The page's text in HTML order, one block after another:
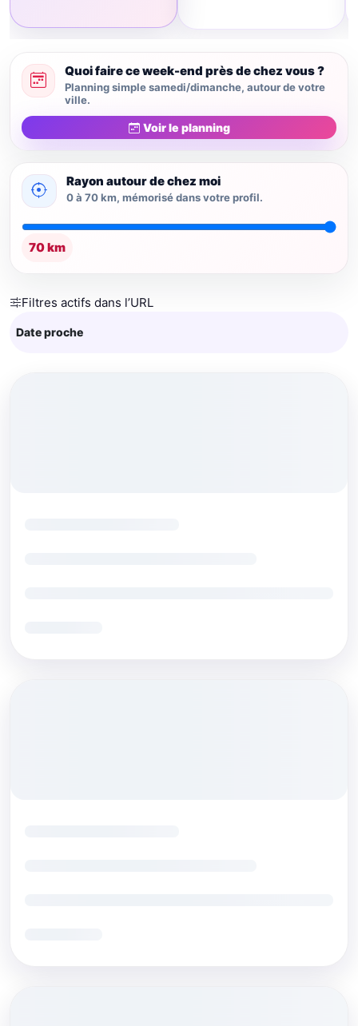
Quoi faire ce week-end près de chez vous ?
Planning simple samedi/dimanche, autour de votre
ville.
Voir le planning
Rayon autour de chez moi
0 à 70 km, mémorisé dans votre profil.
70 km
Filtres actifs dans l’URL